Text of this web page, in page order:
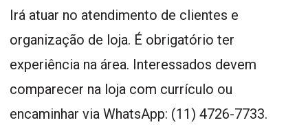
Irá atuar no atendimento de clientes e
organização de loja. É obrigatório ter
experiência na área. Interessados devem
comparecer na loja com currículo ou
encaminhar via WhatsApp: (11) 4726-7733.